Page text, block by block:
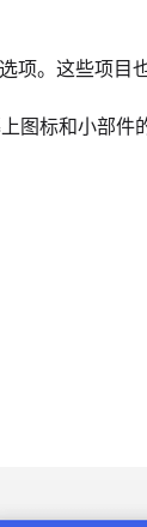
项。这些项目
图标和小部件